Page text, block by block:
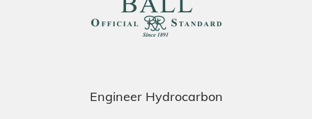
Engineer Hydrocarbon